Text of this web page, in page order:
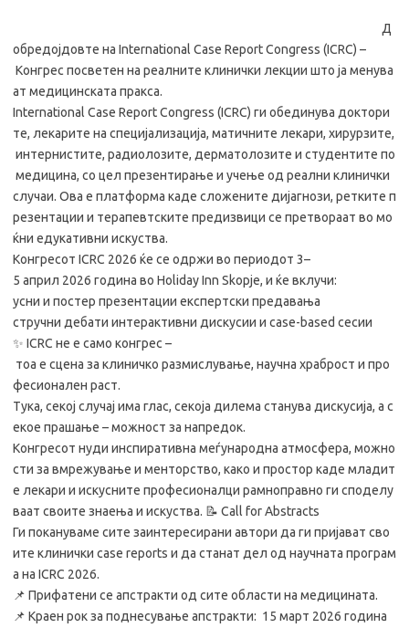
Д
обредојдовте на International Case Report Congress (ICRC) –
Конгрес посветен на реалните клинички лекции што ја менува
ат медицинската пракса.
International Case Report Congress (ICRC) ги обединува доктори
те, лекарите на специјализација, матичните лекари, хирурзите,
интернистите, радиолозите, дерматолозите и студентите по
медицина, со цел презентирање и учење од реални клинички
случаи. Ова е платформа каде сложените дијагнози, ретките п
резентации и терапевтските предизвици се претвораат во мо
ќни едукативни искуства.
Конгресот ICRC 2026 ќе се одржи во периодот 3–
5 април 2026 година во Holiday Inn Skopje, и ќе вклучи:
усни и постер презентации експертски предавања
стручни дебати интерактивни дискусии и case-based сесии
✨ ICRC не е само конгрес –
тоа е сцена за клиничко размислување, научна храброст и про
фесионален раст.
Тука, секој случај има глас, секоја дилема станува дискусија, а с
екое прашање – можност за напредок.
Конгресот нуди инспиративна меѓународна атмосфера, можно
сти за вмрежување и менторство, како и простор каде младит
е лекари и искусните професионалци рамноправно ги споделу
ваат своите знаења и искуства. 📝 Call for Abstracts
Ги покануваме сите заинтересирани автори да ги пријават сво
ите клинички case reports и да станат дел од научната програм
а на ICRC 2026.
📌 Прифатени се апстракти од сите области на медицината.
📌 Краен рок за поднесување апстракти: 15 март 2026 година